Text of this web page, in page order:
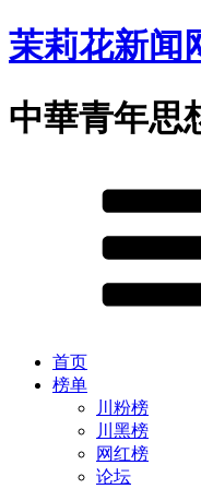
茉莉花新闻
中華青年思
首页
榜单
川粉榜
川黑榜
网红榜
论坛